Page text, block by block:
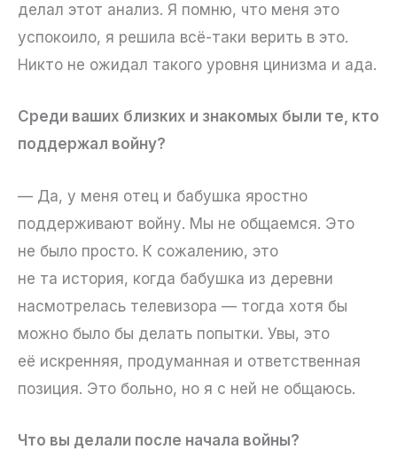
делал этот анализ. Я помню, что меня это
успокоило, я решила всё-таки верить в это.
Никто не ожидал такого уровня цинизма и ада.
Среди ваших близких и знакомых были те, кто
поддержал войну?
— Да, у меня отец и бабушка яростно
поддерживают войну. Мы не общаемся. Это
не было просто. К сожалению, это
не та история, когда бабушка из деревни
насмотрелась телевизора — тогда хотя бы
можно было бы делать попытки. Увы, это
её искренняя, продуманная и ответственная
позиция. Это больно, но я с ней не общаюсь.
Что вы делали после начала войны?